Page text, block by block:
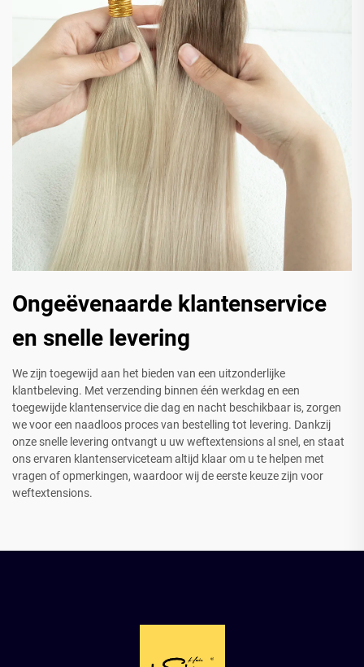
Ongeëvenaarde klantenservice
en snelle levering
We zijn toegewijd aan het bieden van een uitzonderlijke
klantbeleving. Met verzending binnen één werkdag en een
toegewijde klantenservice die dag en nacht beschikbaar is, zorgen
we voor een naadloos proces van bestelling tot levering. Dankzij
onze snelle levering ontvangt u uw weftextensions al snel, en staat
ons ervaren klantenserviceteam altijd klaar om u te helpen met
vragen of opmerkingen, waardoor wij de eerste keuze zijn voor
weftextensions.